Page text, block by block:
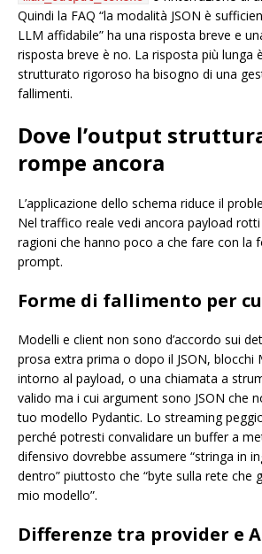
Quindi la FAQ “la modalità JSON è
LLM affidabile” ha una risposta breve e
risposta breve è no. La risposta più lunga
strutturato rigoroso ha bisogno di una
fallimenti.
Dove l’output
rompe ancora
L’applicazione dello schema riduce il
Nel traffico reale vedi ancora payload
ragioni che hanno poco a che fare con la
prompt.
Forme di fallimento per
Modelli e client non sono d’accordo sui
prosa extra prima o dopo il JSON, blocchi
intorno al payload, o una chiamata a
valido ma i cui argument sono JSON che
tuo modello Pydantic. Lo streaming
perché potresti convalidare un buffer a
difensivo dovrebbe assumere “stringa in
dentro” piuttosto che “byte sulla rete che
mio modello”.
Differenze tra provider e